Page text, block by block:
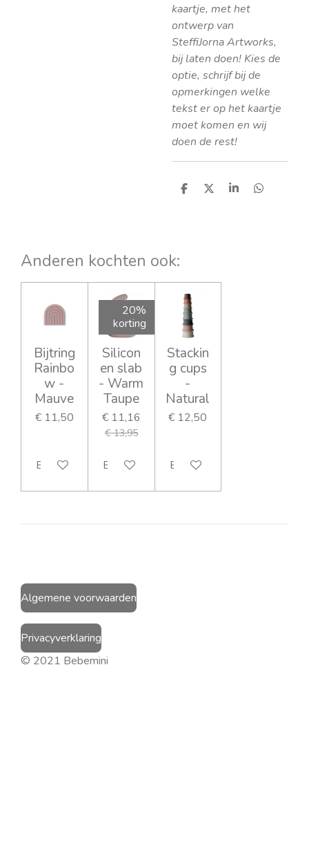
kaartje, met het
ontwerp van
SteffiJorna Artworks,
bij laten doen! Kies de
optie, schrijf bij de
opmerkingen welke
tekst er op het kaartje
moet komen en wij
doen de rest!
D
D
S
D
Anderen kochten ook:
Bijtring
Rainbo
w -
Mauve
€ 11,50
Bekijk details
20%
korting
Silicon
en slab
- Warm
Taupe
€ 11,16
€ 13,95
Bekijk details
Stackin
g cups
-
Natural
€ 12,50
Bekijk details
Algemene voorwaarden
Privacyverklaring
© 2021 Bebemini